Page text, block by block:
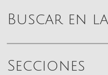
Buscar en
Secciones